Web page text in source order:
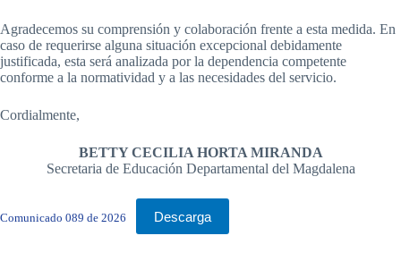
Agradecemos su comprensión y colaboración frente a esta medida. En
caso de requerirse alguna situación excepcional debidamente
justificada, esta será analizada por la dependencia competente
conforme a la normatividad y a las necesidades del servicio.
Cordialmente,
BETTY CECILIA HORTA MIRANDA
Secretaria de Educación Departamental del Magdalena
Comunicado 089 de 2026 Descarga